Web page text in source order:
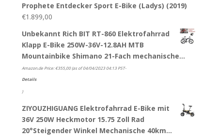
Prophete Entdecker Sport E-Bike (Ladys) (2019)
€1.899,00
Unbekannt Rich BIT RT-860 Elektrofahrrad
Klapp E-Bike 250W-36V-12.8AH MTB
Mountainbike Shimano 21-Fach mechanische…
Amazon.de Price:€355,00(as of 04/04/2023 04:13 PST-
Details
)
ZIYOUZHIGUANG Elektrofahrrad E-Bike mit
36V 250W Heckmotor 15.75 Zoll Rad
20°Steigender Winkel Mechanische 40km…